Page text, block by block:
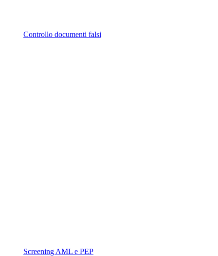
Controllo documenti falsi
Screening AML e PEP